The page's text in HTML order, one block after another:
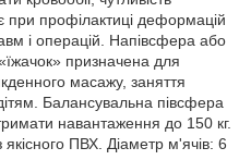
при профілактиці деформацій
і операцій. Напівсфера або
призначена для
масажу, заняття
Балансувальна півсфера
навантаження до 150 кг.
якісного ПВХ. Діаметр м'ячів: 6